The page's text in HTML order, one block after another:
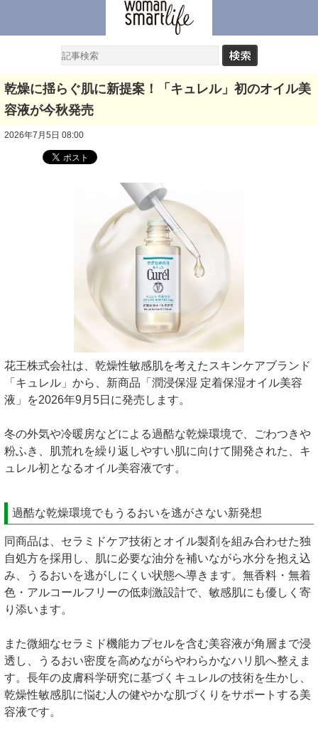
乾燥に揺らぐ肌に新提案！「キュレル」初のオイル美
容液が今秋発売
2026年7月5日 08:00
花王株式会社は、乾燥性敏感肌を考えたスキンケアブランド
「キュレル」から、新商品「潤浸保湿 定着保湿オイル美容
液」を2026年9月5日に発売します。
冬の外気や冷暖房などによる過酷な乾燥環境で、ごわつきや
粉ふき、肌荒れを繰り返しやすい肌に向けて開発された、キ
ュレル初となるオイル美容液です。
過酷な乾燥環境でもうるおいを逃がさない新発想
同商品は、セラミドケア技術とオイル製剤を組み合わせた独
自処方を採用し、肌に必要な油分を補いながら水分を抱え込
み、うるおいを逃がしにくい状態へ導きます。無香料・無着
色・アルコールフリーの低刺激設計で、敏感肌にも優しく寄
り添います。
また微細なセラミド機能カプセルを含む美容液が角層まで浸
透し、うるおい密度を高めながらやわらかなハリ肌へ整えま
す。長年の皮膚科学研究に基づくキュレルの技術を生かし、
乾燥性敏感肌に悩む人の健やかな肌づくりをサポートする美
容液です。